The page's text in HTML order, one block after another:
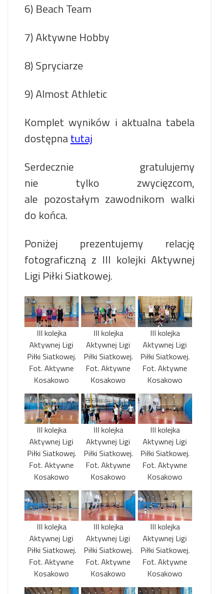
6) Beach Team
7) Aktywne Hobby
8) Spryciarze
9) Almost Athletic
Komplet wyników i aktualna tabela
dostępnatutaj
Serdecznie gratulujemy
nie tylko zwycięzcom,
ale pozostałym zawodnikom walki
do końca.
Poniżej prezentujemy relację
fotograficzną z III kolejki Aktywnej
Ligi Piłki Siatkowej.
III kolejka
Aktywnej Ligi
Piłki Siatkowej.
Fot. Aktywne
Kosakowo
III kolejka
Aktywnej Ligi
Piłki Siatkowej.
Fot. Aktywne
Kosakowo
III kolejka
Aktywnej Ligi
Piłki Siatkowej.
Fot. Aktywne
Kosakowo
III kolejka
Aktywnej Ligi
Piłki Siatkowej.
Fot. Aktywne
Kosakowo
III kolejka
Aktywnej Ligi
Piłki Siatkowej.
Fot. Aktywne
Kosakowo
III kolejka
Aktywnej Ligi
Piłki Siatkowej.
Fot. Aktywne
Kosakowo
III kolejka
Aktywnej Ligi
Piłki Siatkowej.
Fot. Aktywne
Kosakowo
III kolejka
Aktywnej Ligi
Piłki Siatkowej.
Fot. Aktywne
Kosakowo
III kolejka
Aktywnej Ligi
Piłki Siatkowej.
Fot. Aktywne
Kosakowo